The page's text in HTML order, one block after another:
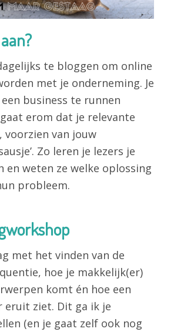
te bloggen om online
met je onderneming. Je
business te runnen
erom dat je relevante
van jouw
Zo leren je lezers je
en weten ze welke oplossing
probleem.
met het vinden van de
hoe je makkelijk(er)
komt én hoe een
ziet. Dit ga ik je
(en je gaat zelf ook nog